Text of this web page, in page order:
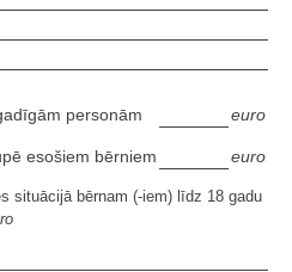
personām euro
esošiem bērniem euro
situācijā bērnam (-iem) līdz 18 gadu